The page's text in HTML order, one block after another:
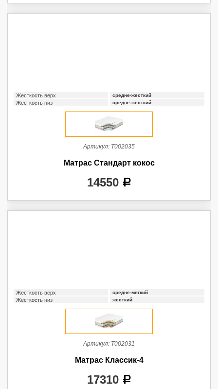
Жесткость верх средне-жесткий
Жесткость низ средне-жесткий
Артикул: Т002035
Матрас Стандарт кокос
14550 a
Жесткость верх средне-мягкий
Жесткость низ жесткий
Артикул: Т002031
Матрас Классик-4
17310 a